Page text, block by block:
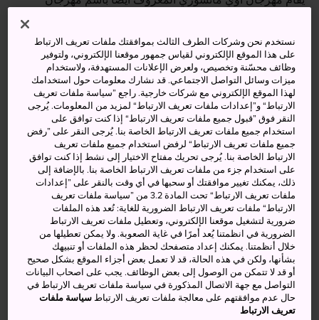
الهوليهوك أو (نبات الخطمية) في وسط كيوتو في الخامس عشر
الرئيسية الثلاث في كيوتو التي تضم أيضًا مهرجانيغيون
ماتسوري
وجداي ماتسوري
. ويستعرض المهرجان نبذة من
تاريخ كيوتو الذهبي، ويمنح مرتاديه الفرصة لرؤية السكان
المحليين وهم يرتدون الأزياء التقليدية القديمة.
نستخدم نحن وشركات الطرف الثالث بموافقتك ملفات تعريف الارتباط
على هذا الموقع الإلكتروني لقياس جمهور موقعنا الإلكتروني، ولتوفير
وظائف محسّنة وتخصيص، ولعرض الإعلانات المستهدفة، ولاستخدام
ميزات وسائل التواصل الاجتماعي. قد نشارك معلومات حول استخدامك
لهذا الموقع الإلكتروني مع شركات خارجية. راجع ”سياسة ملفات تعريف
الارتباط“ و”إعدادات ملفات تعريف الارتباط“ لمزيد من المعلومات. يُرجى
النقر فوق ”قبول جميع ملفات تعريف الارتباط“ إذا كنت توافق على
استخدام جميع ملفات تعريف الارتباط الخاصة بنا. يُرجى النقر على ”رفض
جميع ملفات تعريف الارتباط“ لرفض استخدام جميع ملفات تعريف
الارتباط الخاصة بنا. يُرجى تحريك مفتاح الاختيار إلى نشط إذا كنت توافق
على استخدام جزء من ملفات تعريف الارتباط الخاصة بنا. بالإضافة إلى
ذلك، يمكنك تغيير موافقتك أو سحبها في أي وقت بالنقر على ”إعدادات
ملفات تعريف الارتباط“ تحت المادة 3.2 من ”سياسة ملفات تعريف
الارتباط“ ملفات تعريف الارتباط الضرورية للغاية: تُعد هذه الملفات
ضرورية لتشغيل موقعنا الإلكتروني، وتعطيل ملفات تعريف الارتباط
الضرورية في انظمتنا يُعد أمرًا في غاية الصعوبة. ولا يمكن تعطيلها من
خلال أنظمتنا. يمكنك إعداد متصفحك لحظر هذه الملفات أو تنبيهك
بشأنها، ولكن في هذه الحالة، قد لا تعمل بعض أجزاء الموقع بشكل صحيح
أو قد لا تتمكن من الوصول إلى بعض الوظائف. يجب على اصحاب البيانات
التواصل مع جهة الاتصال المذكورة في سياسة ملفات تعريف الارتباط في
حال عدم موافقتهم على معالجة ملفات تعريف الارتباطسياسة ملفات
تعريف الارتباط